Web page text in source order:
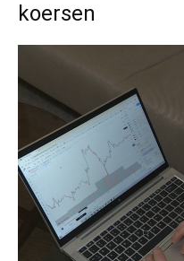
koersen